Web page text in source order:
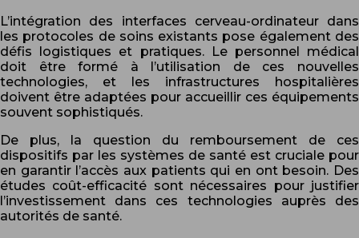
L’intégration des interfaces cerveau-ordinateur dans
les protocoles de soins existants pose également des
défis logistiques et pratiques. Le personnel médical
doit être formé à l’utilisation de ces nouvelles
technologies, et les infrastructures hospitalières
doivent être adaptées pour accueillir ces équipements
souvent sophistiqués.
De plus, la question du remboursement de ces
dispositifs par les systèmes de santé est cruciale pour
en garantir l’accès aux patients qui en ont besoin. Des
études coût-efficacité sont nécessaires pour justifier
l’investissement dans ces technologies auprès des
autorités de santé.